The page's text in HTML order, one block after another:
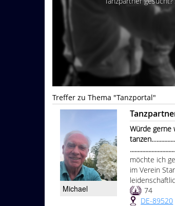
Treffer zu Thema "Tanzportal"
Michael
Würde gerne
möchte ich
im Verein
74
DE-89520